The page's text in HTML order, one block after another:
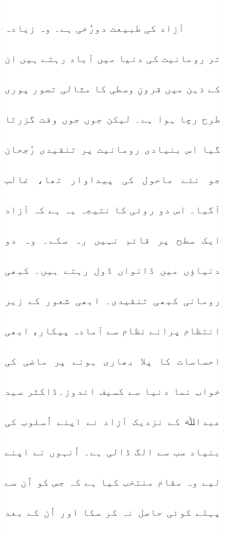
آزاد کی طبیعت دورُخی ہے۔ وہ زیادہ
تر رومانیت کی دنیا میں آباد رہتے ہیں ان
کے ذہن میں قرونِ وسطی کا مثالی تصور پوری
طرح رچا ہوا ہے۔ لیکن جوں جوں وقت گزرتا
گیا اس بنیادی رومانیت پر تنقیدی رُجحان
جو نئے ماحول کی پیداوار تھا، غالب
آگیا۔ اس دو روئی کا نتیجہ یہ ہے کہ آزاد
ایک سطح پر قائم نہیں رہ سکے۔ وہ دو
دنیاؤں میں ڈانواں ڈول رہتے ہیں۔ کبھی
رومانی کبھی تنقیدی۔ ابھی شعور کے زیر
انتظام پرانے نظام سے آمادہ پیکار، ابھی
احساسات کا پلا بھاری ہونے پر ماضی کی
خواب نما دنیا سے کسیف اندوز۔ڈاکٹر سید
عبداﷲ کے نزدیک آزاد نے اپنے اُسلوب کی
بنیاد سب سے الگ ڈالی ہے۔ اُنہوں نے اپنے
لیے وہ مقام منتخب کیا ہے کہ جس کو اُن سے
پہلے کوئی حاصل نہ کر سکا اور اُن کے بعد